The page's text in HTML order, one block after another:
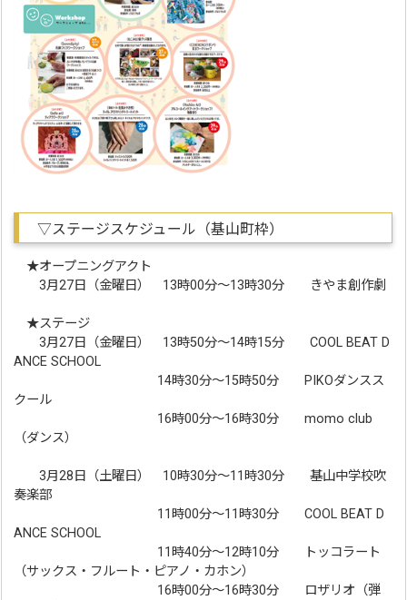
▽ステージスケジュール（基山町枠）
★オープニングアクト
3月27日（金曜日） 13時00分～13時30分 きやま創作劇
★ステージ
3月27日（金曜日） 13時50分～14時15分 COOL BEAT D
ANCE SCHOOL
14時30分～15時50分 PIKOダンスス
クール
16時00分～16時30分 momo club
（ダンス）
3月28日（土曜日） 10時30分～11時30分 基山中学校吹
奏楽部
11時00分～11時30分 COOL BEAT D
ANCE SCHOOL
11時40分～12時10分 トッコラート
（サックス・フルート・ピアノ・カホン）
16時00分～16時30分 ロザリオ（弾